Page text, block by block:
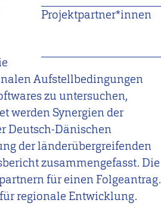
Projektpartner*innen
Aufstellbedingungen
zu untersuchen,
werden Synergien der
Deutsch-Dänischen
der länderübergreifenden
zusammengefasst. Die
für einen Folgeantrag.
regionale Entwicklung.